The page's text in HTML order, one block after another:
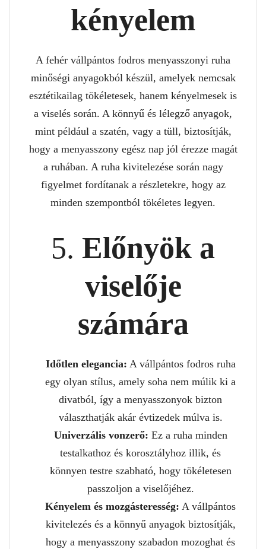
kényelem
A fehér vállpántos fodros menyasszonyi ruha
minőségi anyagokból készül, amelyek nemcsak
esztétikailag tökéletesek, hanem kényelmesek is
a viselés során. A könnyű és lélegző anyagok,
mint például a szatén, vagy a tüll, biztosítják,
hogy a menyasszony egész nap jól érezze magát
a ruhában. A ruha kivitelezése során nagy
figyelmet fordítanak a részletekre, hogy az
minden szempontból tökéletes legyen.
5. Előnyök a
viselője
számára
Időtlen elegancia: A vállpántos fodros ruha
egy olyan stílus, amely soha nem múlik ki a
divatból, így a menyasszonyok bizton
választhatják akár évtizedek múlva is.
Univerzális vonzerő: Ez a ruha minden
testalkathoz és korosztályhoz illik, és
könnyen testre szabható, hogy tökéletesen
passzoljon a viselőjéhez.
Kényelem és mozgásteresség: A vállpántos
kivitelezés és a könnyű anyagok biztosítják,
hogy a menyasszony szabadon mozoghat és